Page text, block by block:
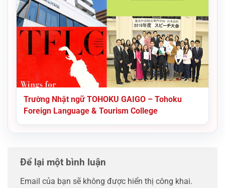
Trường Nhật ngữ TOHOKU GAIGO – Tohoku
Foreign Language & Tourism College
Để lại một bình luận
Email của bạn sẽ không được hiển thị công khai.